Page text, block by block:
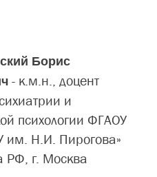
Борис
- к.м.н., доцент
и
психологии ФГАОУ
Н.И. Пирогова»
РФ, г. Москва